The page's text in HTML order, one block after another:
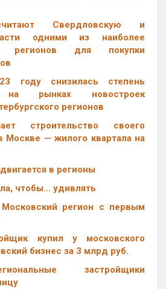
Свердловскую и
одними из наиболее
регионов для покупки
году снизилась степень
на рынках новостроек
регионов
строительство своего
Москве — жилого квартала на
в регионы
чтобы… удивлять
регион с первым
купил у московского
бизнес за 3 млрд руб.
застройщики